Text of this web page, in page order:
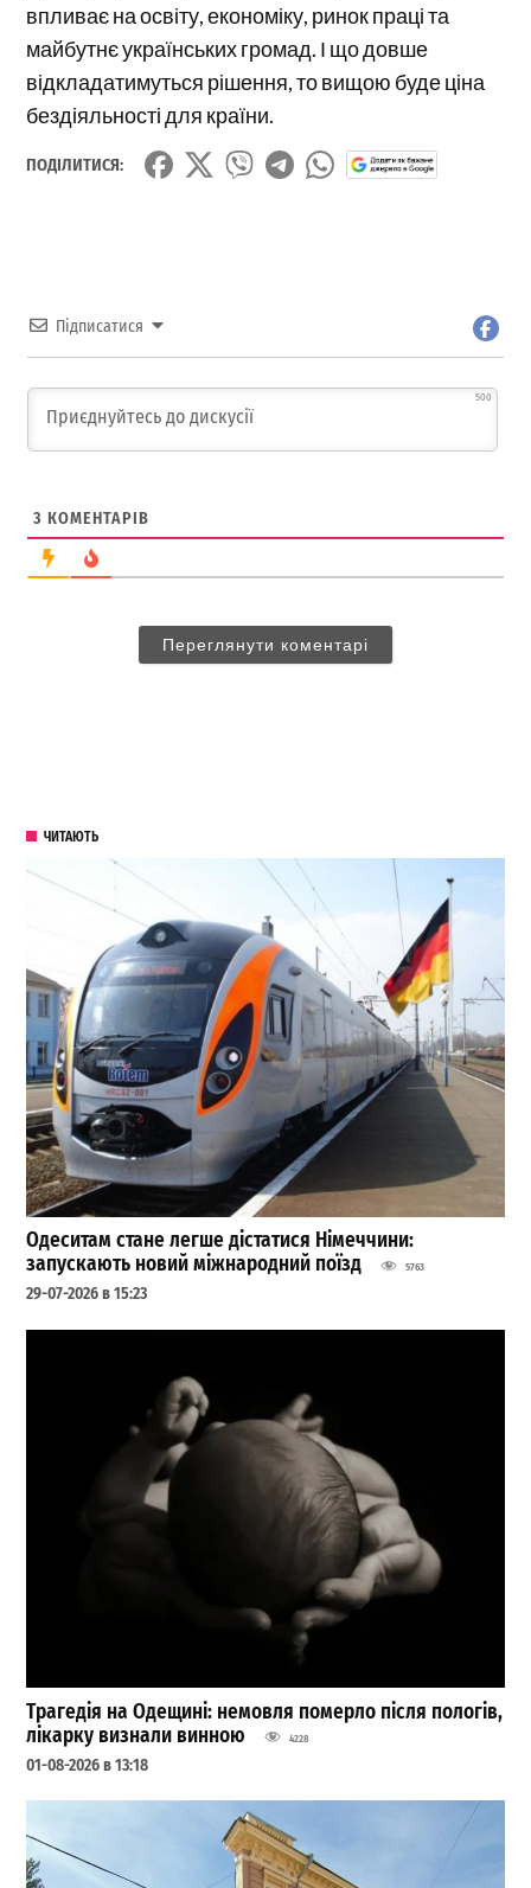
впливає на освіту, економіку, ринок праці та
майбутнє українських громад. І що довше
відкладатимуться рішення, то вищою буде ціна
бездіяльності для країни.
ПОДІЛИТИСЯ:
Підписатися
500
3 КОМЕНТАРІВ
Переглянути коментарі
ЧИТАЮТЬ
Одеситам стане легше дістатися Німеччини:
запускають новий міжнародний поїзд
5763
29-07-2026 в 15:23
Трагедія на Одещині: немовля померло після пологів,
лікарку визнали винною
4228
01-08-2026 в 13:18